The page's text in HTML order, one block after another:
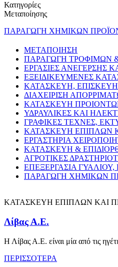
Κατηγορίες
Μεταποίησης
ΠΑΡΑΓΩΓΗ ΧΗΜΙΚΩΝ
ΜΕΤΑΠΟΙΗΣΗ
ΠΑΡΑΓΩΓΗ ΤΡΟΦΙΜΩΝ
ΕΡΓΑΣΙΕΣ ΑΝΕΓΕΡΣΗΣ
ΕΞΕΙΔΙΚΕΥΜΕΝΕΣ
ΚΑΤΑΣΚΕΥΗ,
ΔΙΑΧΕΙΡΙΣΗ
ΚΑΤΑΣΚΕΥΗ
ΥΔΡΑΥΛΙΚΕΣ ΚΑΙ
ΓΡΑΦΙΚΕΣ ΤΕΧΝΕΣ,
ΚΑΤΑΣΚΕΥΗ ΕΠΙΠΛΩΝ
ΕΡΓΑΣΤΗΡΙΑ
ΚΑΤΑΣΚΕΥΗ &
ΑΓΡΟΤΙΚΕΣ
ΕΠΕΞΕΡΓΑΣΙΑ
ΠΑΡΑΓΩΓΗ ΧΗΜΙΚΩΝ
ΚΑΤΑΣΚΕΥΗ ΕΠΙΠΛΩΝ ΚΑΙ
Λίβας Α.Ε.
Η Λίβας Α.Ε. είναι μία από τις
ΠΕΡΙΣΣΟΤΕΡΑ